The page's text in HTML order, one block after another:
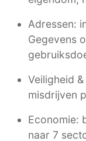
Adressen:
Gegevens
Veiligheid
misdrijven
Economie:
naar 7